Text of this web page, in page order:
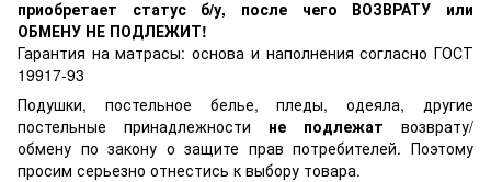
приобретает статус б/у, после чего ВОЗВРАТУ или
ОБМЕНУ НЕ ПОДЛЕЖИТ!
Гарантия на матрасы: основа и наполнения согласно ГОСТ
19917-93
Подушки, постельное белье, пледы, одеяла, другие
постельные принадлежности не подлежат возврату/
обмену по закону о защите прав потребителей. Поэтому
просим серьезно отнестись к выбору товара.